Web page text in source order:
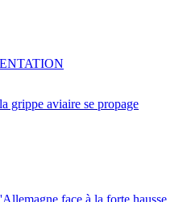
grippe aviaire se propage